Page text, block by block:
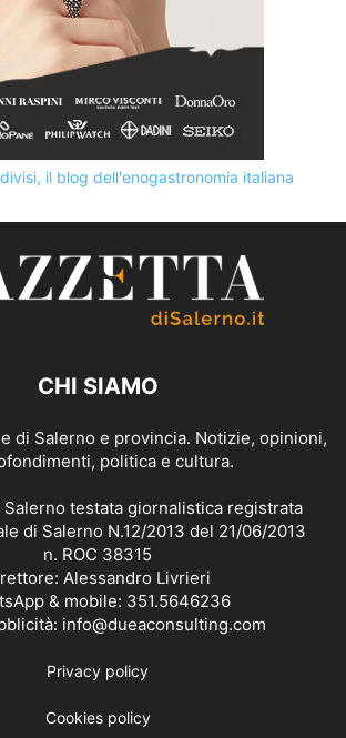
CHI SIAMO
di Salerno e provincia. Notizie, opinioni,
politica e cultura.
testata giornalistica registrata
di Salerno N.12/2013 del 21/06/2013
n. ROC 38315
Alessandro Livrieri
& mobile: 351.5646236
info@dueaconsulting.com
Privacy policy
Cookies policy